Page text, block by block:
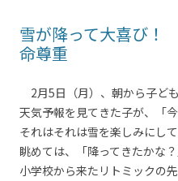
雪が降って大喜び
命尊重
2月5日（月）、朝から子ど
天気予報を見てきた子が、「
それはそれは雪を楽しみにし
眺めては、「降ってきたかな
小学校から来たリトミックの